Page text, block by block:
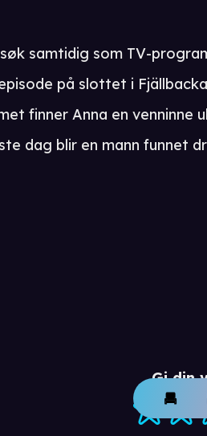
Gi din
samtidig som TV-
på slottet i
finner Anna en venninne
dag blir en mann funnet